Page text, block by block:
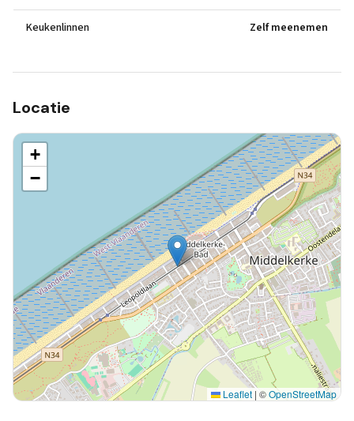
Keukenlinnen Zelf meenemen
Locatie
+
−
Leaflet | ©OpenStreetMap